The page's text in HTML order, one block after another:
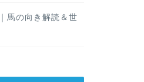
馬の向き解読＆世